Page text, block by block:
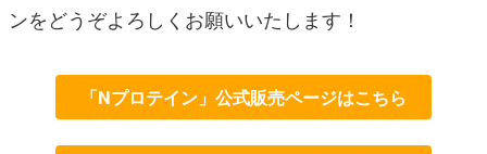
ンをどうぞよろしくお願いいたします！
「Nプロテイン」公式販売ページはこちら